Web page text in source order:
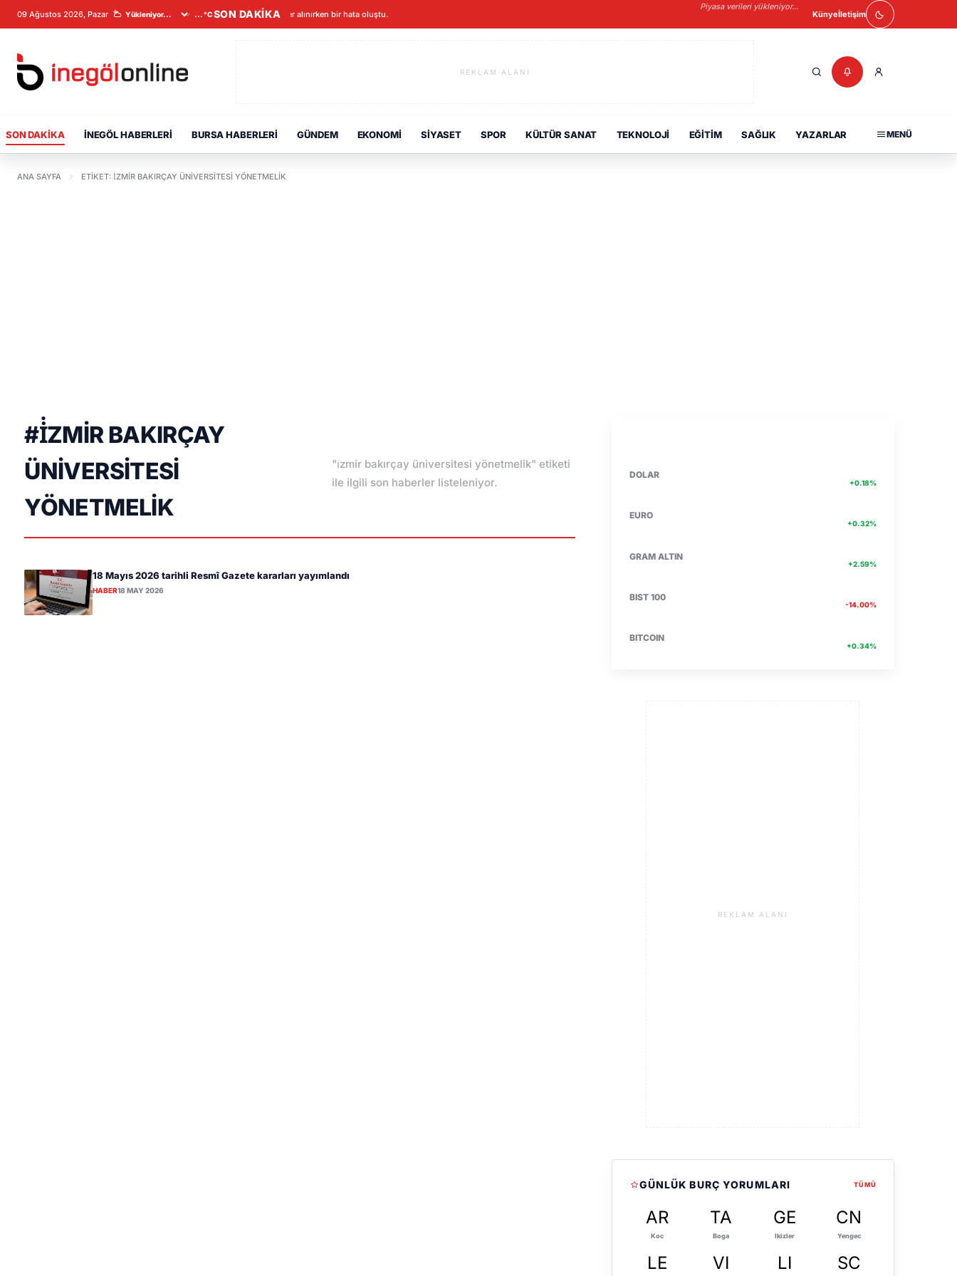
09 Ağustos 2026, Pazar ...°CSON DAKİKAVeriler alınırken bir hata oluştu.
Piyasa verileri yükleniyor...
Künyeİletişim
REKLAM ALANI
SON DAKIKA İNEGÖL HABERLERI BURSA HABERLERI GÜNDEM EKONOMI SIYASET SPOR KÜLTÜR SANAT TEKNOLOJI EĞITIM SAĞLIK YAZARLAR MENÜ
ANA SAYFA ETIKET: İZMIR BAKIRÇAY ÜNIVERSITESI YÖNETMELIK
#İZMIR BAKIRÇAY
ÜNIVERSITESI
YÖNETMELIK
"i̇zmir bakırçay üniversitesi yönetmelik" etiketi
ile ilgili son haberler listeleniyor.
18 Mayıs 2026 tarihli Resmî Gazete kararları yayımlandı
HABER18 MAY 2026
DOLAR
+0.18%
EURO
+0.32%
GRAM ALTIN
+2.59%
BIST 100
-14.00%
BITCOIN
+0.34%
REKLAM ALANI
GÜNLÜK BURÇ YORUMLARI TÜMÜ
AR
Koc
TA
Boga
GE
Ikizler
CN
Yengec
LE VI LI SC